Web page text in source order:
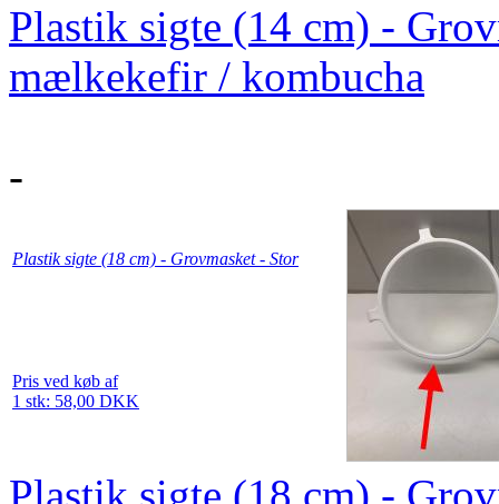
Plastik sigte (14 cm) -
mælkekefir / kombucha
-
Plastik sigte (18 cm) - Grovmasket - Stor
Pris ved køb af
1 stk: 58,00 DKK
Plastik sigte (18 cm) -